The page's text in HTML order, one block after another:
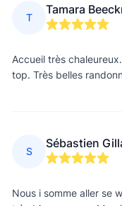
T
Tamara
Accueil très
top. Très belles
S
Sébastien
Nous i somme aller se